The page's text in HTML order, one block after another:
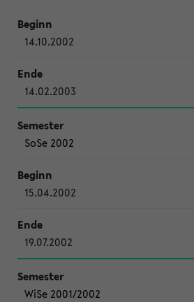
14.10.2002
14.02.2003
SoSe 2002
15.04.2002
19.07.2002
WiSe 2001/2002